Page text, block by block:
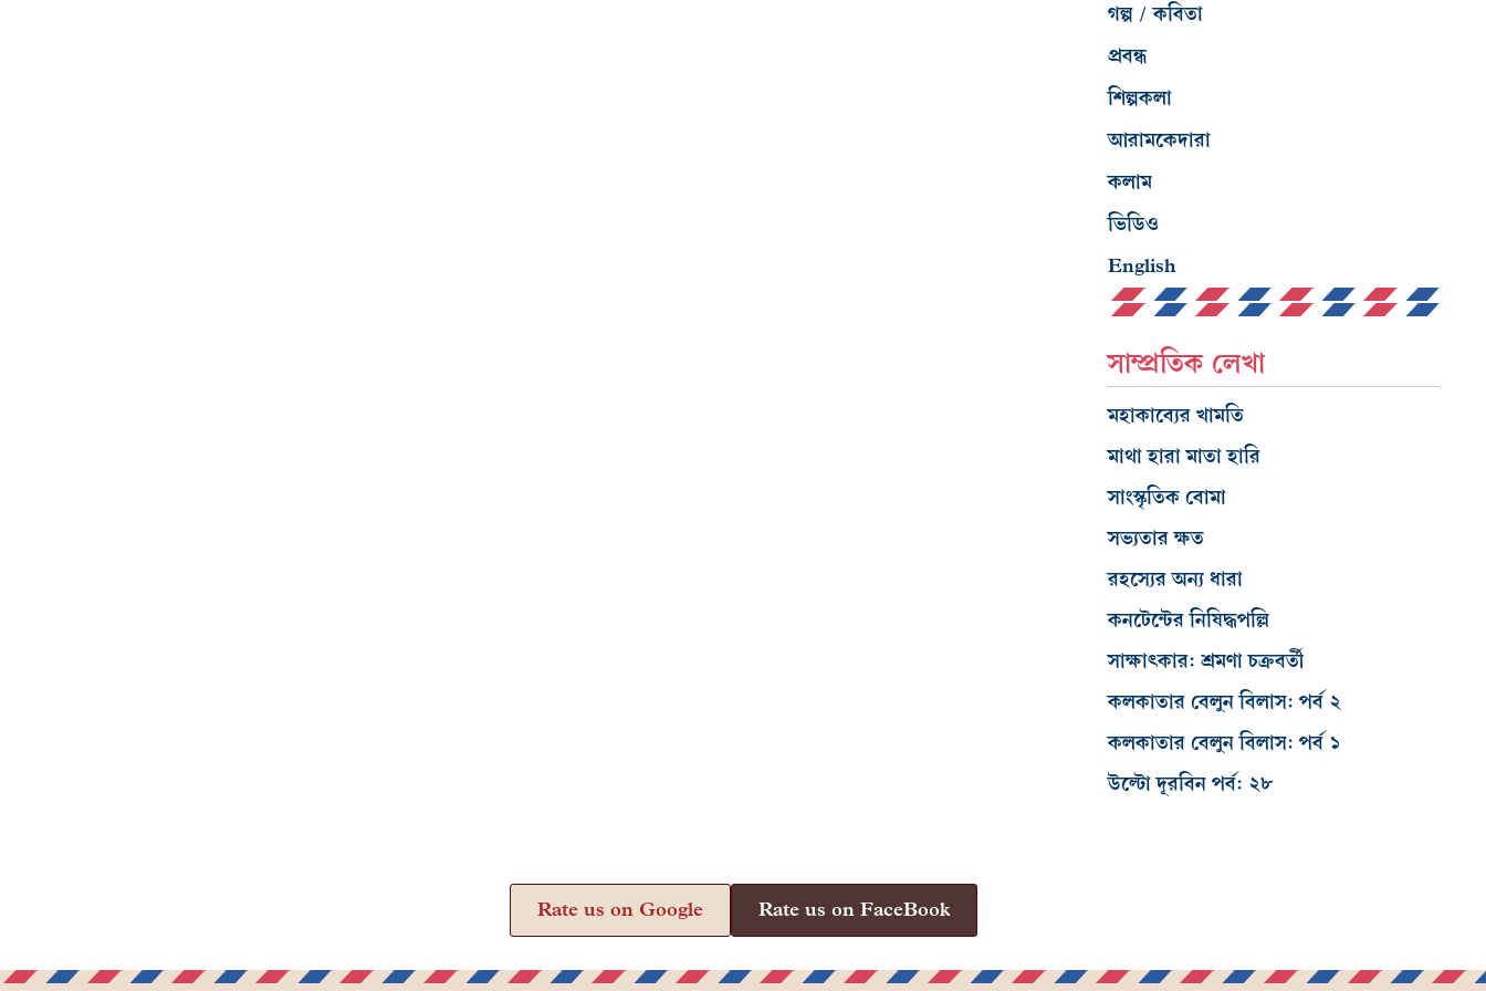
গল্প / কবিতা
প্রবন্ধ
শিল্পকলা
আরামকেদারা
কলাম
ভিডিও
English
সাম্প্রতিক লেখা
মহাকাব্যের খামতি
মাথা হারা মাতা হারি
সাংস্কৃতিক বোমা
সভ্যতার ক্ষত
রহস্যের অন্য ধারা
কনটেন্টের নিষিদ্ধপল্লি
সাক্ষাৎকার: শ্রমণা চক্রবর্তী
কলকাতার বেলুন বিলাস: পর্ব ২
কলকাতার বেলুন বিলাস: পর্ব ১
উল্টো দূরবিন পর্ব: ২৮
Rate us on Google Rate us on FaceBook